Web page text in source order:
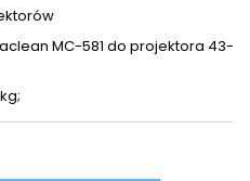
MC-581 do projektora 43-